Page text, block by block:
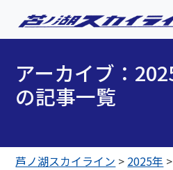
アーカイブ：
の記事一覧
芦ノ湖スカイライン > 2025年 >